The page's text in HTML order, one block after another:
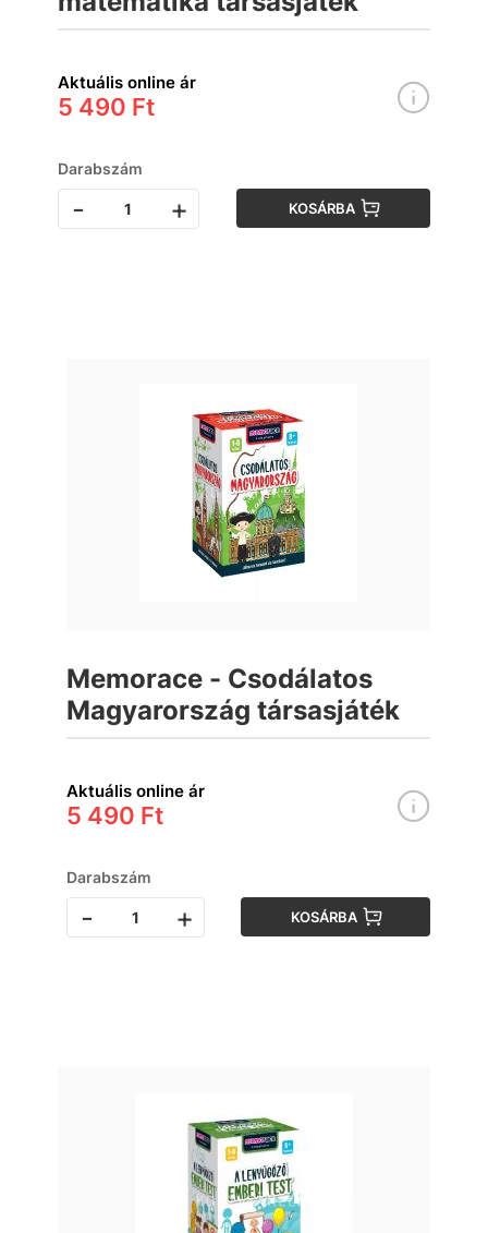
Aktuális online ár
5 490 Ft
Darabszám
- + KOSÁRBA
Memorace - Csodálatos
Magyarország társasjáték
Aktuális online ár
5 490 Ft
Darabszám
- + KOSÁRBA